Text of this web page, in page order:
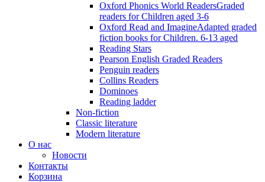
Oxford Phonics World ReadersGraded
readers for Children aged 3-6
Oxford Read and ImagineAdapted graded
fiction books for Children. 6-13 aged
Reading Stars
Pearson English Graded Readers
Penguin readers
Collins Readers
Dominoes
Reading ladder
Non-fiction
Classic literature
Modern literature
О нас
Новости
Контакты
Корзина